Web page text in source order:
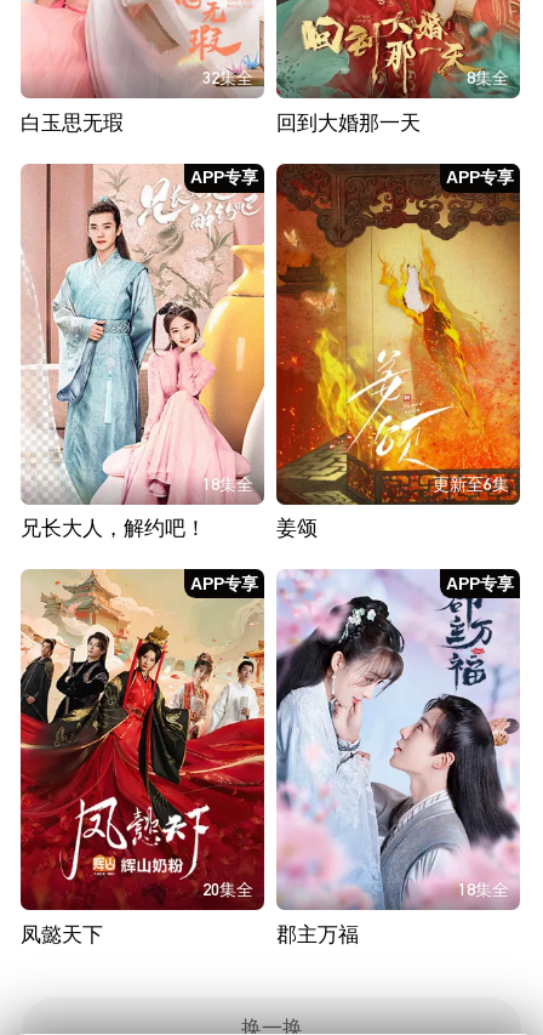
32集全
白玉思无瑕
8集全
回到大婚那一天
APP专享
18集全
兄长大人，解约吧！
APP专享
更新至6集
姜颂
APP专享
20集全
凤懿天下
APP专享
18集全
郡主万福
换一换